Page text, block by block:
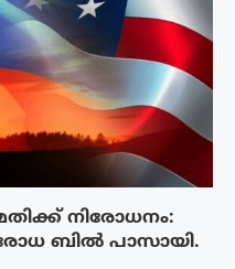
നിരോധനം:
ബിൽ പാസായി.